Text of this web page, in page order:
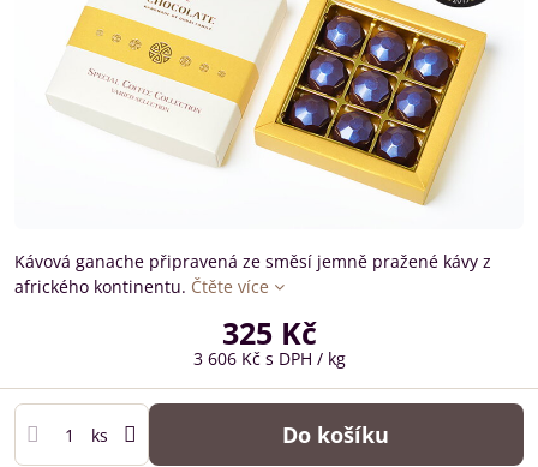
Kávová ganache připravená ze směsí jemně pražené kávy z
afrického kontinentu. Čtěte více
325 Kč
3 606 Kč s DPH / kg
ks Do košíku